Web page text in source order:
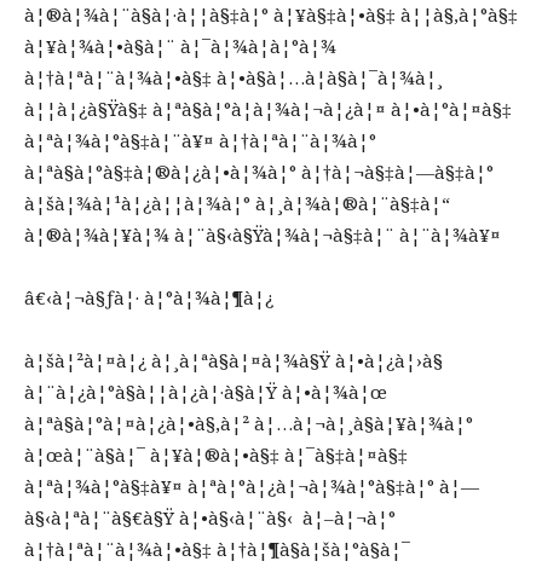
à¦®à¦¾à¦¨à§à¦·à¦¦à§‡à¦° à¦¥à§‡à¦•à§‡ à¦¦à§‚à¦°à§‡
à¦¥à¦¾à¦•à§à¦¨ à¦¯à¦¾à¦à¦°à¦¾
à¦†à¦ªà¦¨à¦¾à¦•à§‡ à¦•à§à¦…à¦­à§à¦¯à¦¾à¦¸
à¦¦à¦¿à§Ÿà§‡ à¦ªà§à¦°à¦­à¦¾à¦¬à¦¿à¦¤ à¦•à¦°à¦¤à§‡
à¦ªà¦¾à¦°à§‡à¦¨à¥¤ à¦†à¦ªà¦¨à¦¾à¦°
à¦ªà§à¦°à§‡à¦®à¦¿à¦•à¦¾à¦° à¦†à¦¬à§‡à¦—à§‡à¦°
à¦šà¦¾à¦¹à¦¿à¦¦à¦¾à¦° à¦¸à¦¾à¦®à¦¨à§‡à¦“
à¦®à¦¾à¦¥à¦¾ à¦¨à§‹à§Ÿà¦¾à¦¬à§‡à¦¨ à¦¨à¦¾à¥¤
â€‹à¦¬à§ƒà¦· à¦°à¦¾à¦¶à¦¿
à¦šà¦²à¦¤à¦¿ à¦¸à¦ªà§à¦¤à¦¾à§Ÿ à¦•à¦¿à¦›à§
à¦¨à¦¿à¦°à§à¦¦à¦¿à¦·à§à¦Ÿ à¦•à¦¾à¦œ
à¦ªà§à¦°à¦¤à¦¿à¦•à§‚à¦² à¦…à¦¬à¦¸à§à¦¥à¦¾à¦°
à¦œà¦¨à§à¦¯ à¦¥à¦®à¦•à§‡ à¦¯à§‡à¦¤à§‡
à¦ªà¦¾à¦°à§‡à¥¤ à¦ªà¦°à¦¿à¦¬à¦¾à¦°à§‡à¦° à¦—
à§‹à¦ªà¦¨à§€à§Ÿ à¦•à§‹à¦¨à§‹ à¦–à¦¬à¦°
à¦†à¦ªà¦¨à¦¾à¦•à§‡ à¦†à¦¶à§à¦šà¦°à§à¦¯